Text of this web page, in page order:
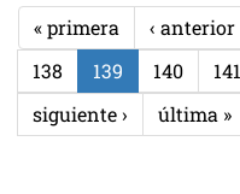
« primera ‹ anterior
138
139 140 141
siguiente ›
última »